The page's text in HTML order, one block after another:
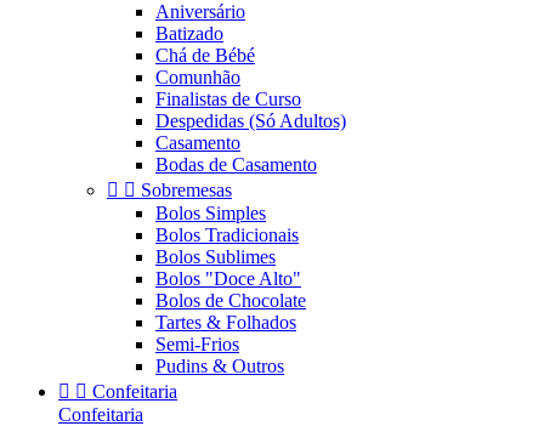
Aniversário
Batizado
Chá de Bébé
Comunhão
Finalistas de Curso
Despedidas (Só Adultos)
Casamento
Bodas de Casamento
  Sobremesas
Bolos Simples
Bolos Tradicionais
Bolos Sublimes
Bolos "Doce Alto"
Bolos de Chocolate
Tartes & Folhados
Semi-Frios
Pudins & Outros
  Confeitaria
Confeitaria